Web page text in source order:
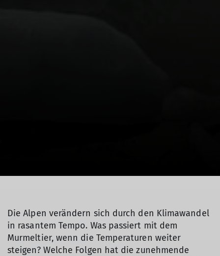
Die Alpen verändern sich durch den Klimawandel
in rasantem Tempo. Was passiert mit dem
Murmeltier, wenn die Temperaturen weiter
steigen? Welche Folgen hat die zunehmende